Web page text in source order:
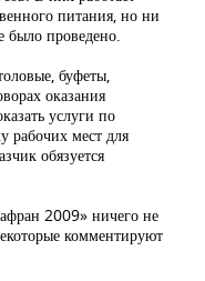
питания, но ни
было проведено.
буфеты,
оказания
услуги по
рабочих мест для
обязуется
2009» ничего не
комментируют